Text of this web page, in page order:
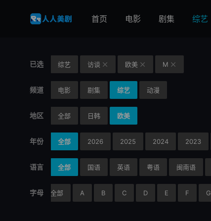
首页 电影 剧集 综艺
已选 综艺 访谈  欧美  M 
频道 电影 剧集 综艺 动漫
地区 全部 日韩 欧美
年份 全部 2026 2025 2024 2023
语言 全部 国语 英语 粤语 闽南语
字母 全部 A B C D E F G